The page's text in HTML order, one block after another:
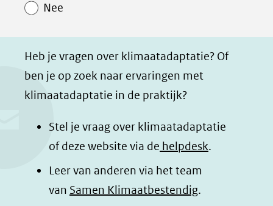
a
b
o
o
(opent
in
i
d
I
(opent
in
h
t
a
p
(opent
in
n
d
l
e
o
p
Nee
Heb je vragen over klimaatadaptatie? Of
ben je op zoek naar ervaringen met
klimaatadaptatie in de praktijk?
Stel je vraag over klimaatadaptatie
of deze website via de helpdesk.
Leer van anderen via het team
van Samen Klimaatbestendig.